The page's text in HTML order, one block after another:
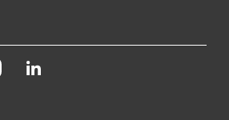
Instagram